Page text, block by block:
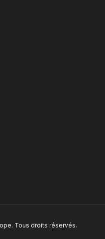
Tous droits réservés.